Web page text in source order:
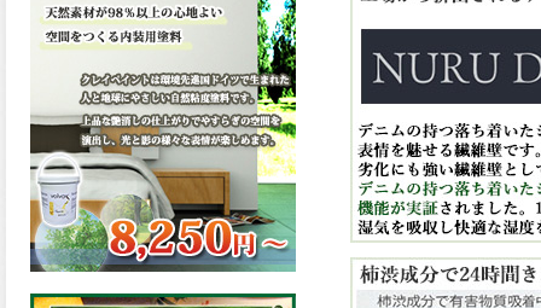
面を形成し、光沢が高く、抜
群の仕上がり性を提供、一液
プレミアムルーフシリコンが
新しく販売開始致しました。
ご購入はこちらから。
2026.03.12
無機顔料の表面を高緻密ダブ
ルシールド層でガードするこ
とにより、ラジカルの発生を
抑制、エスケープレミアムル
ーフSiが新しく販売開始致し
ました。ご購入はこちらか
ら。